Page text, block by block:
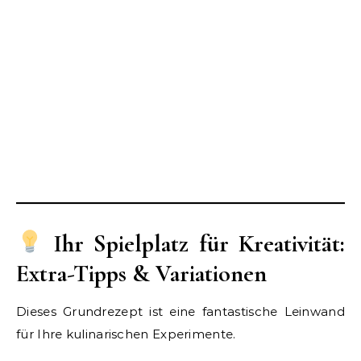
Ihr Spielplatz für Kreativität:
Extra-Tipps & Variationen
Dieses Grundrezept ist eine fantastische Leinwand
für Ihre kulinarischen Experimente.